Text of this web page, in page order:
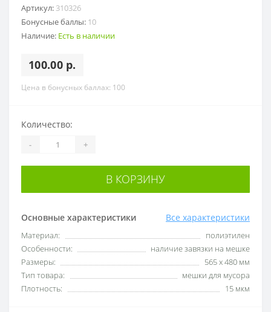
Артикул: 310326
Бонусные баллы: 10
Наличие: Есть в наличии
100.00 р.
Цена в бонусных баллах: 100
Основные характеристики Все характеристики
Материал:
полиэтилен
Особенности:
наличие завязки на мешке
Размеры:
565 х 480 мм
Тип товара:
мешки для мусора
Плотность:
15 мкм
Количество:
- +
В КОРЗИНУ